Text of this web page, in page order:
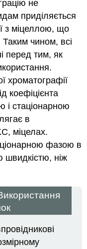
не
приділяється
з міцеллою, що
Таким чином, всі
перед тим, як
хроматографії
коефіцієнта
і стаціонарною
в
міцелах.
фазою в
швидкістю, ніж